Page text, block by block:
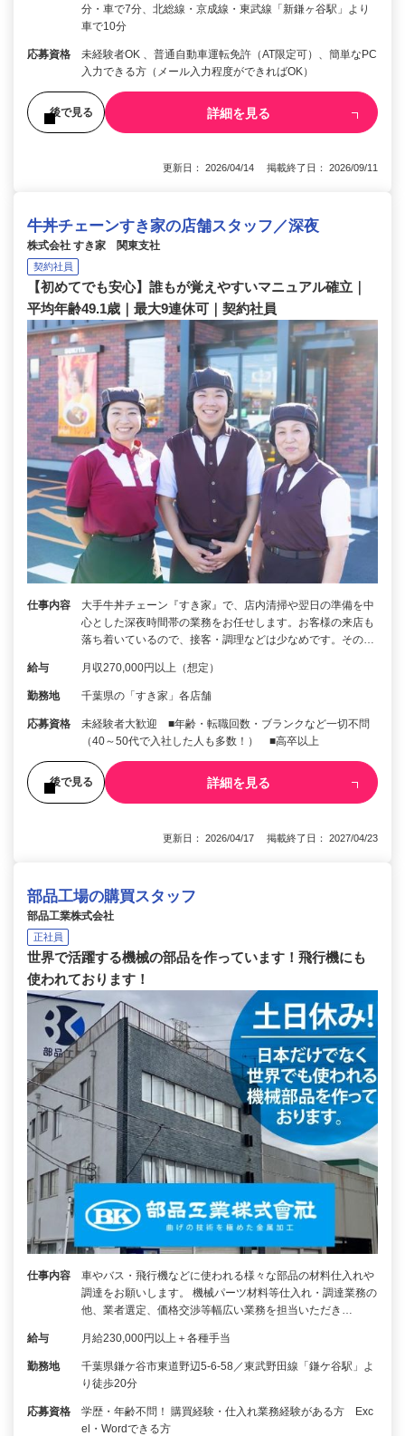
分・車で7分、北総線・京成線・東武線「新鎌ヶ谷駅」より
車で10分
応募資格
未経験者OK 、普通自動車運転免許（AT限定可）、簡単なPC
入力できる方（メール入力程度ができればOK）
後で見る 詳細を見る
更新日： 2026/04/14 掲載終了日： 2026/09/11
牛丼チェーンすき家の店舗スタッフ／深夜
株式会社 すき家 関東支社
契約社員
【初めてでも安心】誰もが覚えやすいマニュアル確立｜
平均年齢49.1歳｜最大9連休可｜契約社員
仕事内容
大手牛丼チェーン『すき家』で、店内清掃や翌日の準備を中
心とした深夜時間帯の業務をお任せします。お客様の来店も
落ち着いているので、接客・調理などは少なめです。その…
給与 月収270,000円以上（想定）
勤務地 千葉県の「すき家」各店舗
応募資格
未経験者大歓迎 ■年齢・転職回数・ブランクなど一切不問
（40～50代で入社した人も多数！） ■高卒以上
後で見る 詳細を見る
更新日： 2026/04/17 掲載終了日： 2027/04/23
部品工場の購買スタッフ
部品工業株式会社
正社員
世界で活躍する機械の部品を作っています！飛行機にも
使われております！
仕事内容
車やバス・飛行機などに使われる様々な部品の材料仕入れや
調達をお願いします。 機械パーツ材料等仕入れ・調達業務の
他、業者選定、価格交渉等幅広い業務を担当いただき…
給与 月給230,000円以上＋各種手当
勤務地
千葉県鎌ケ谷市東道野辺5-6-58／東武野田線「鎌ケ谷駅」よ
り徒歩20分
応募資格
学歴・年齢不問！ 購買経験・仕入れ業務経験がある方 Exc
el・Wordできる方